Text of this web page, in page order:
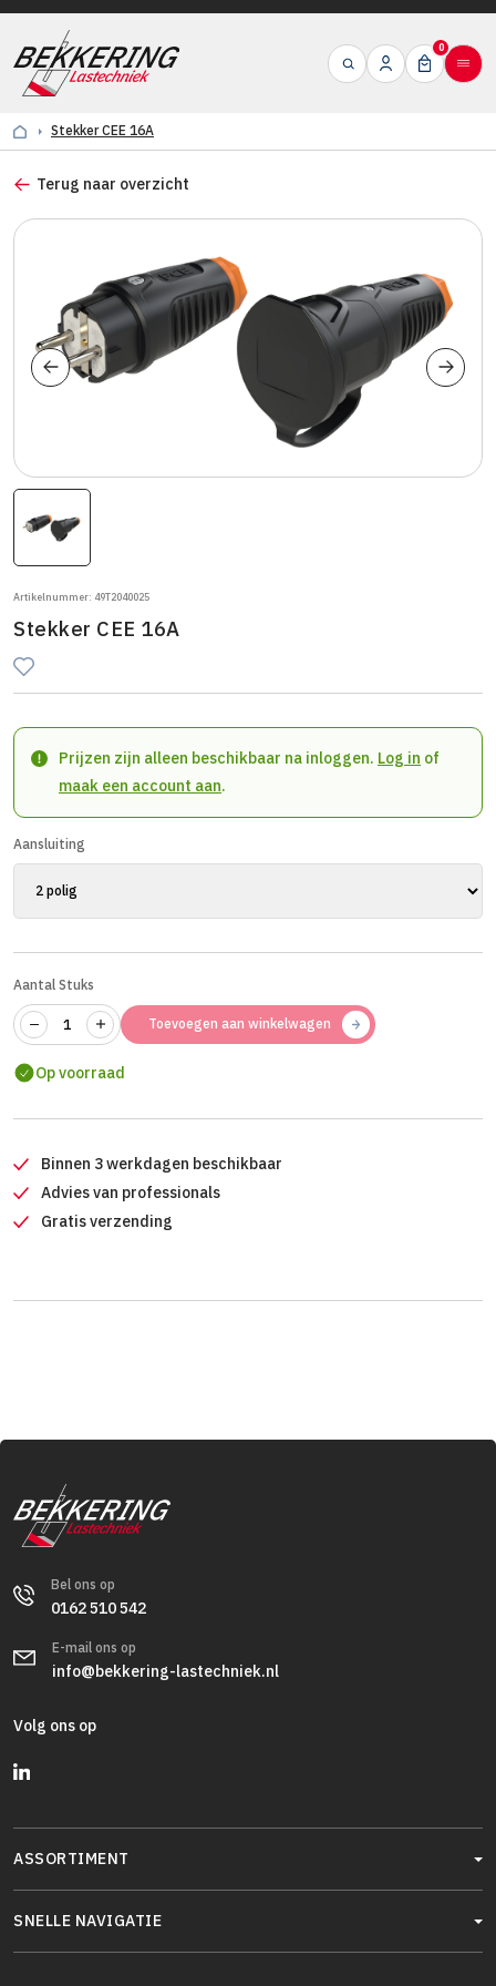
0
Stekker CEE 16A
Terug naar overzicht
Artikelnummer: 49T2040025
Stekker CEE 16A
Prijzen zijn alleen beschikbaar na inloggen. Log in of
maak een account aan.
Aansluiting
Aantal Stuks
Toevoegen aan winkelwagen
Op voorraad
Binnen 3 werkdagen beschikbaar
Advies van professionals
Gratis verzending
Bel ons op
0162 510 542
E-mail ons op
info@bekkering-lastechniek.nl
Volg ons op
ASSORTIMENT
SNELLE NAVIGATIE